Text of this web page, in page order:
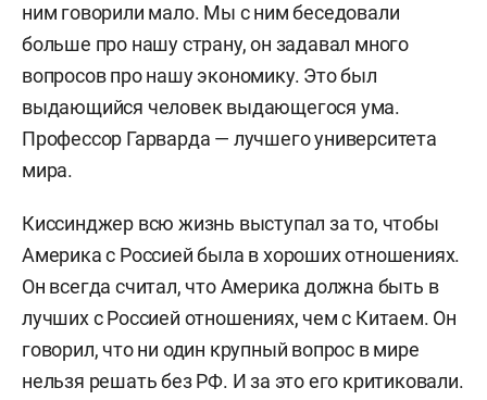
ним говорили мало. Мы с ним беседовали
больше про нашу страну, он задавал много
вопросов про нашу экономику. Это был
выдающийся человек выдающегося ума.
Профессор Гарварда — лучшего университета
мира.
Киссинджер всю жизнь выступал за то, чтобы
Америка с Россией была в хороших отношениях.
Он всегда считал, что Америка должна быть в
лучших с Россией отношениях, чем с Китаем. Он
говорил, что ни один крупный вопрос в мире
нельзя решать без РФ. И за это его критиковали.